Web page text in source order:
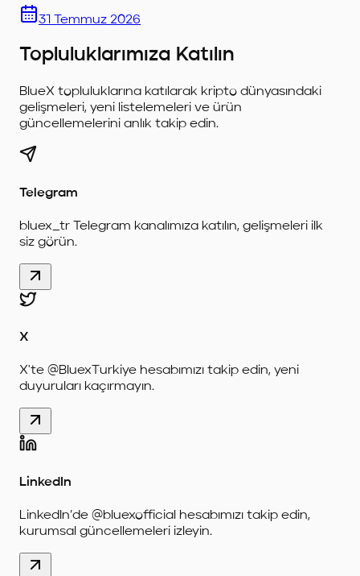
31 Temmuz 2026
Topluluklarımıza Katılın
BlueX topluluklarına katılarak kripto dünyasındaki
gelişmeleri, yeni listelemeleri ve ürün
güncellemelerini anlık takip edin.
Telegram
bluex_tr Telegram kanalımıza katılın, gelişmeleri ilk
siz görün.
X
X'te @BluexTurkiye hesabımızı takip edin, yeni
duyuruları kaçırmayın.
LinkedIn
LinkedIn’de @bluexofficial hesabımızı takip edin,
kurumsal güncellemeleri izleyin.